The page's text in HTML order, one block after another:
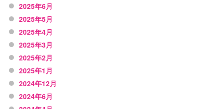
2025年6月
2025年5月
2025年4月
2025年3月
2025年2月
2025年1月
2024年12月
2024年6月